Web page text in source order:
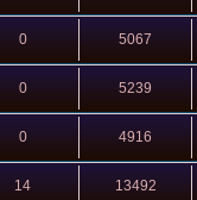
0 5067
0 5239
0 4916
14 13492